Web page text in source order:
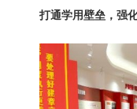
打通学用壁垒，强